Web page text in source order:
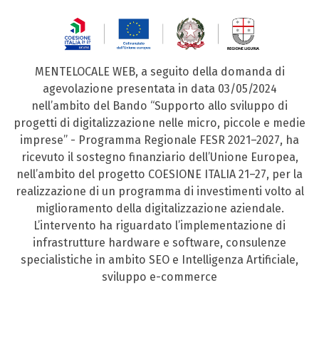
MENTELOCALE WEB, a seguito della domanda di
agevolazione presentata in data 03/05/2024
nell’ambito del Bando “Supporto allo sviluppo di
progetti di digitalizzazione nelle micro, piccole e medie
imprese” - Programma Regionale FESR 2021–2027, ha
ricevuto il sostegno finanziario dell’Unione Europea,
nell’ambito del progetto COESIONE ITALIA 21–27, per la
realizzazione di un programma di investimenti volto al
miglioramento della digitalizzazione aziendale.
L’intervento ha riguardato l’implementazione di
infrastrutture hardware e software, consulenze
specialistiche in ambito SEO e Intelligenza Artificiale,
sviluppo e-commerce